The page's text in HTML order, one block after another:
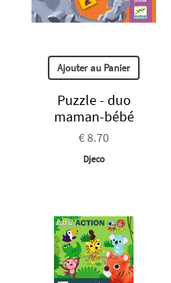
Ajouter au Panier
Puzzle - duo
maman-bébé
€ 8.70
Djeco